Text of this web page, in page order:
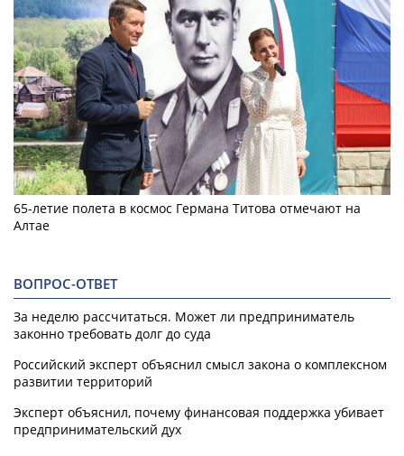
65-летие полета в космос Германа Титова отмечают на
Алтае
ВОПРОС-ОТВЕТ
За неделю рассчитаться. Может ли предприниматель
законно требовать долг до суда
Российский эксперт объяснил смысл закона о комплексном
развитии территорий
Эксперт объяснил, почему финансовая поддержка убивает
предпринимательский дух